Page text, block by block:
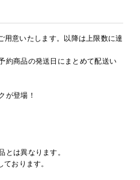
意いたします。以降は上限数に達
約商品の発送日にまとめて配送い
が登場！
は異なります。
おります。